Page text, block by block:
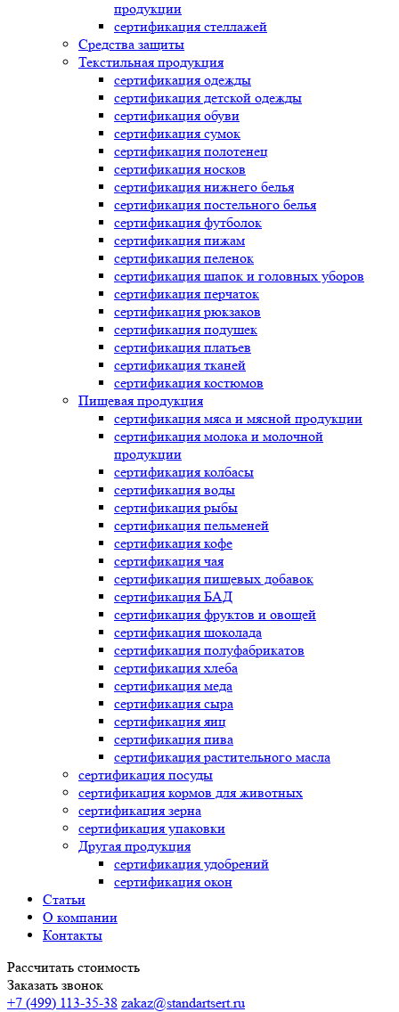
продукции
сертификация стеллажей
Средства защиты
Текстильная продукция
сертификация одежды
сертификация детской одежды
сертификация обуви
сертификация сумок
сертификация полотенец
сертификация носков
сертификация нижнего белья
сертификация постельного белья
сертификация футболок
сертификация пижам
сертификация пеленок
сертификация шапок и головных уборов
сертификация перчаток
сертификация рюкзаков
сертификация подушек
сертификация платьев
сертификация тканей
сертификация костюмов
Пищевая продукция
сертификация мяса и мясной продукции
сертификация молока и молочной
продукции
сертификация колбасы
сертификация воды
сертификация рыбы
сертификация пельменей
сертификация кофе
сертификация чая
сертификация пищевых добавок
сертификация БАД
сертификация фруктов и овощей
сертификация шоколада
сертификация полуфабрикатов
сертификация хлеба
сертификация меда
сертификация сыра
сертификация яиц
сертификация пива
сертификация растительного масла
сертификация посуды
сертификация кормов для животных
сертификация зерна
сертификация упаковки
Другая продукция
сертификация удобрений
сертификация окон
Статьи
О компании
Контакты
Рассчитать стоимость
Заказать звонок
+7 (499) 113-35-38 zakaz@standartsert.ru